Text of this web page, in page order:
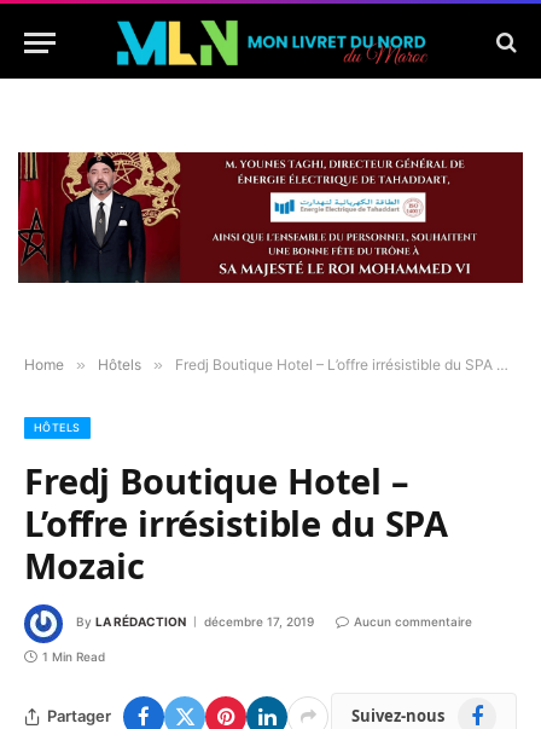
Home » Hôtels » Fredj Boutique Hotel – L’offre irrésistible du SPA Mozaic
HÔTELS
Fredj Boutique Hotel –
L’offre irrésistible du SPA
Mozaic
By LA RÉDACTION décembre 17, 2019 Aucun commentaire
1 Min Read
Partager Suivez-nous Facebook